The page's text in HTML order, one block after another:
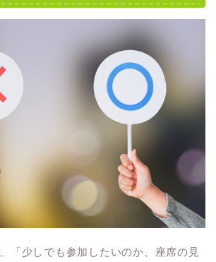
「少しでも参加したいのか、座席の見